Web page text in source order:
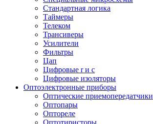
Стандартная логика
Таймеры
Телеком
Трансиверы
Усилители
Фильтры
Цап
Цифровые r и c
Цифровые изоляторы
Оптоэлектронные приборы
Оптические приемопередатчики
Оптопары
Оптореле
Оптотиристоры